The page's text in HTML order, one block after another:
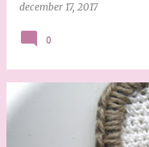
december 17, 2017
0